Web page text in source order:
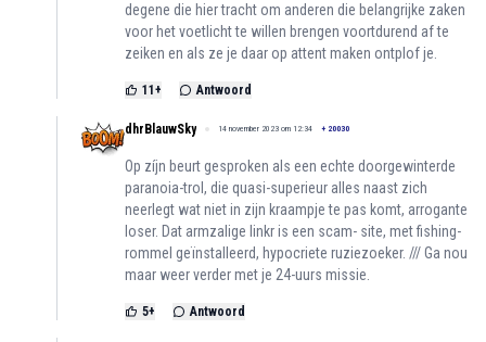
degene die hier tracht om anderen die belangrijke zaken
voor het voetlicht te willen brengen voortdurend af te
zeiken en als ze je daar op attent maken ontplof je.
11 + Antwoord
dhrBlauwSky 14 november 2023 om 12:34 + 20030
Op zíjn beurt gesproken als een echte doorgewinterde
paranoia-trol, die quasi-superieur alles naast zich
neerlegt wat niet in zijn kraampje te pas komt, arrogante
loser. Dat armzalige linkr is een scam- site, met fishing-
rommel geïnstalleerd, hypocriete ruziezoeker. /// Ga nou
maar weer verder met je 24-uurs missie.
5+ Antwoord